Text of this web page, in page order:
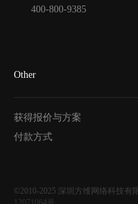
400-800-9385
Other
获得报价与方案
付款方式
©2010-2025 深圳方维网络科技有